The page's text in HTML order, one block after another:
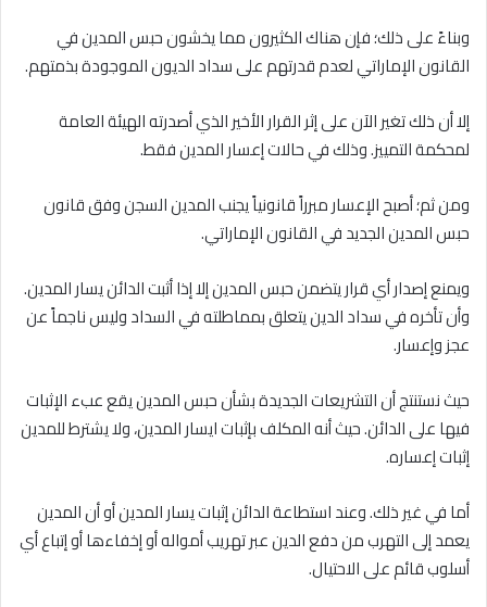
وبناءً على ذلك؛ فإن هناك الكثيرون مما يخشون حبس المدين في
القانون الإماراتي لعدم قدرتهم على سداد الديون الموجودة بذمتهم.
إلا أن ذلك تغير الآن على إثر القرار الأخير الذي أصدرته الهيئة العامة
لمحكمة التمييز. وذلك في حالات إعسار المدين فقط.
ومن ثم؛ أصبح الإعسار مبرراً قانونياً يجنب المدين السجن وفق قانون
حبس المدين الجديد في القانون الإماراتي.
ويمنع إصدار أي قرار يتضمن حبس المدين إلا إذا أثبت الدائن يسار المدين.
وأن تأخره في سداد الدين يتعلق بمماطلته في السداد وليس ناجماً عن
عجز وإعسار.
حيث نستنتج أن التشريعات الجديدة بشأن حبس المدين يقع عبء الإثبات
فيها على الدائن. حيث أنه المكلف بإثبات ايسار المدين، ولا يشترط للمدين
إثبات إعساره.
أما في غير ذلك. وعند استطاعة الدائن إثبات يسار المدين أو أن المدين
يعمد إلى التهرب من دفع الدين عبر تهريب أمواله أو إخفاءها أو إتباع أي
أسلوب قائم على الاحتيال.